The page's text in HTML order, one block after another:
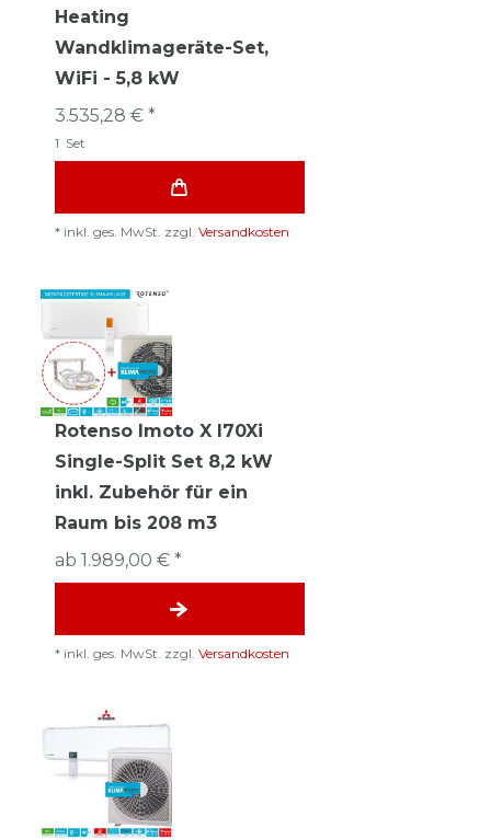
Heating
Wandklimageräte-Set,
WiFi - 5,8 kW
3.535,28 € *
1 Set
* inkl. ges. MwSt. zzgl. Versandkosten
Rotenso Imoto X I70Xi
Single-Split Set 8,2 kW
inkl. Zubehör für ein
Raum bis 208 m3
ab 1.989,00 € *
* inkl. ges. MwSt. zzgl. Versandkosten